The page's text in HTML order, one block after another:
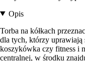
Opis
Torba na kółkach
dla tych, którzy
koszykówka czy fitness i
centralnej, w środku